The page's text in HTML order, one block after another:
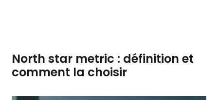
North star metric : définition et
comment la choisir